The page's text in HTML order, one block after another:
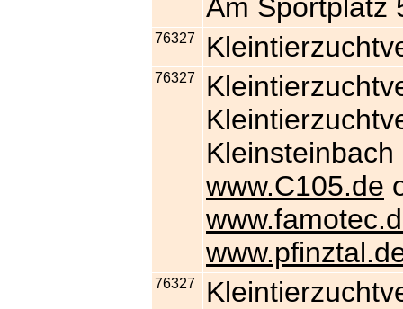
Am Sportplatz
76327
76327
Kleinsteinbach
www.C105.de
76327